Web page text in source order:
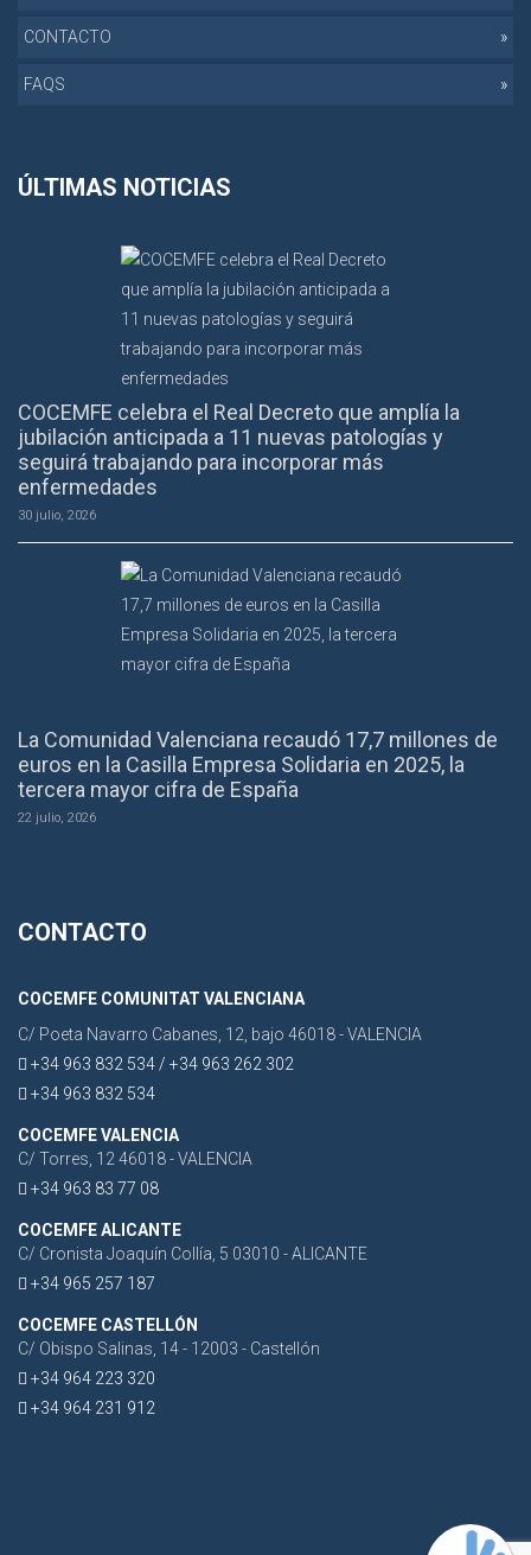
CONTACTO
FAQS
ÚLTIMAS NOTICIAS
COCEMFE celebra el Real Decreto que amplía la
jubilación anticipada a 11 nuevas patologías y
seguirá trabajando para incorporar más
enfermedades
30 julio, 2026
La Comunidad Valenciana recaudó 17,7 millones de
euros en la Casilla Empresa Solidaria en 2025, la
tercera mayor cifra de España
22 julio, 2026
CONTACTO
COCEMFE COMUNITAT VALENCIANA
C/ Poeta Navarro Cabanes, 12, bajo 46018 - VALENCIA
+34 963 832 534 / +34 963 262 302
+34 963 832 534
COCEMFE VALENCIA
C/ Torres, 12 46018 - VALENCIA
+34 963 83 77 08
COCEMFE ALICANTE
C/ Cronista Joaquín Collía, 5 03010 - ALICANTE
+34 965 257 187
COCEMFE CASTELLÓN
C/ Obispo Salinas, 14 - 12003 - Castellón
+34 964 223 320
+34 964 231 912